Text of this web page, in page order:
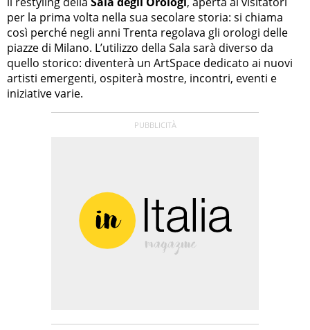
per la prima volta nella sua secolare storia: si chiama
così perché negli anni Trenta regolava gli orologi delle
piazze di Milano. L’utilizzo della Sala sarà diverso da
quello storico: diventerà un ArtSpace dedicato ai nuovi
artisti emergenti, ospiterà mostre, incontri, eventi e
iniziative varie.